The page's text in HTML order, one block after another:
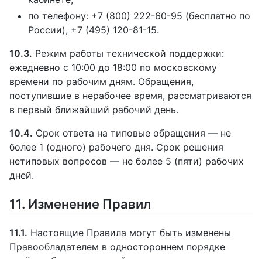
по телефону: +7 (800) 222-60-95 (бесплатно по
России), +7 (495) 120-81-15.
10.3. Режим работы технической поддержки:
ежедневно с 10:00 до 18:00 по московскому
времени по рабочим дням. Обращения,
поступившие в нерабочее время, рассматриваются
в первый ближайший рабочий день.
10.4. Срок ответа на типовые обращения — не
более 1 (одного) рабочего дня. Срок решения
нетиповых вопросов — не более 5 (пяти) рабочих
дней.
11. Изменение Правил
11.1. Настоящие Правила могут быть изменены
Правообладателем в одностороннем порядке